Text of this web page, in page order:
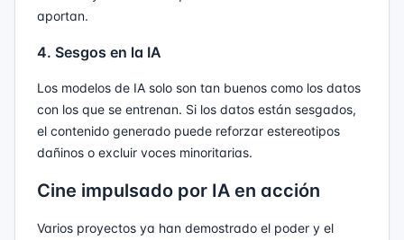
aportan.
4. Sesgos en la IA
Los modelos de IA solo son tan buenos como los datos
con los que se entrenan. Si los datos están sesgados,
el contenido generado puede reforzar estereotipos
dañinos o excluir voces minoritarias.
Cine impulsado por IA en acción
Varios proyectos ya han demostrado el poder y el